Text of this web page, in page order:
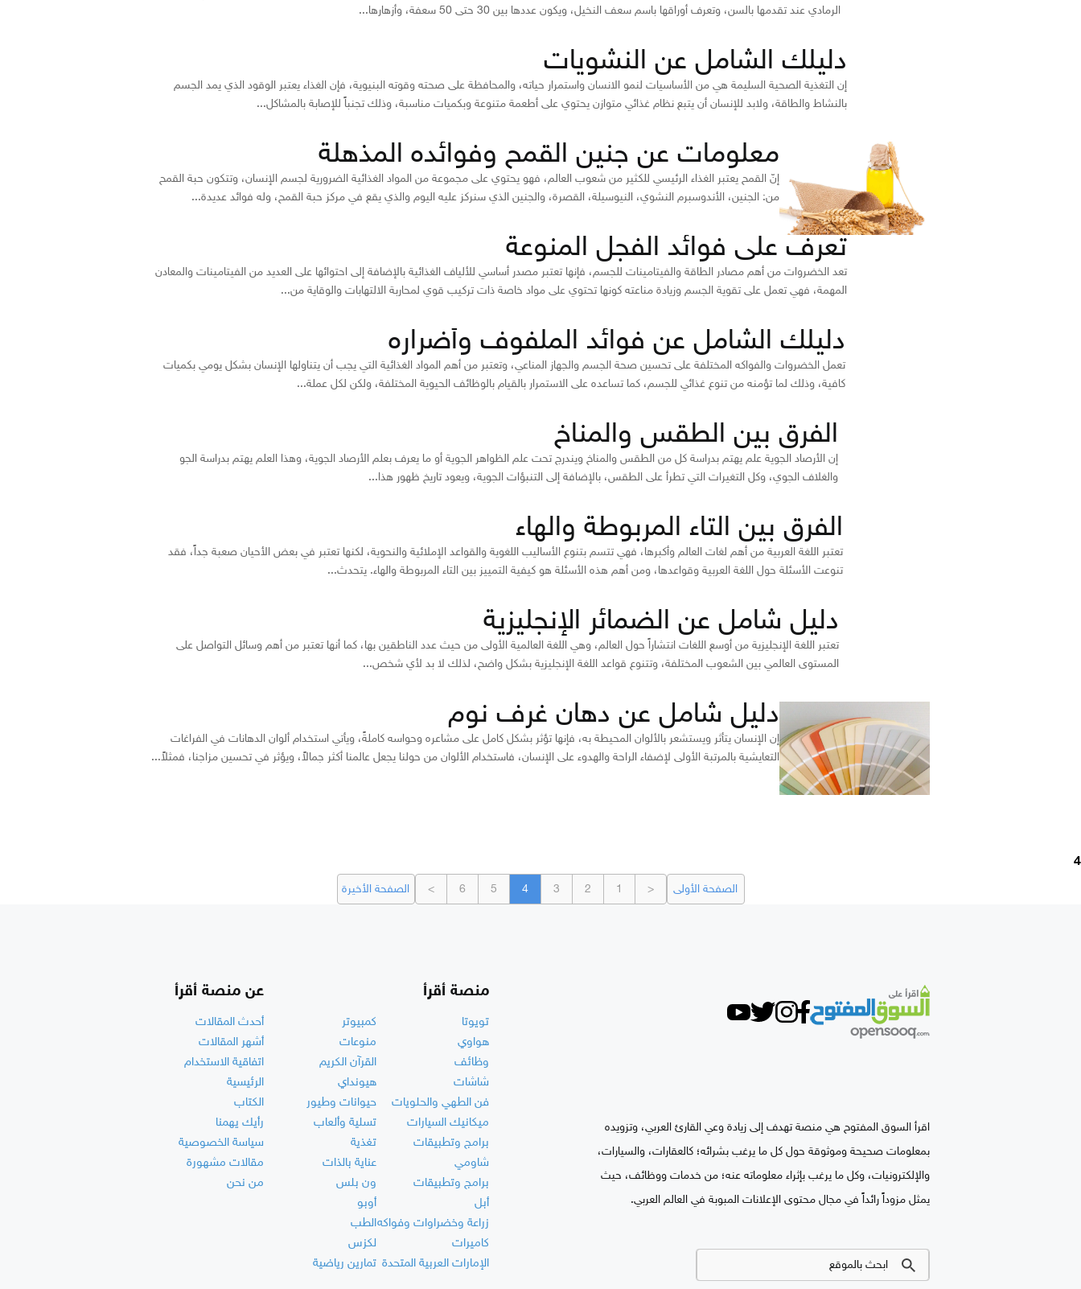
الرمادي عند تقدمها بالسن، وتعرف أوراقها باسم سعف النخيل، ويكون عددها بين 30 حتى 50 سعفة، وأزهارها...
دليلك الشامل عن النشويات
إن التغذية الصحية السليمة هي من الأساسيات لنمو الانسان واستمرار حياته، والمحافظة على صحته وقوته البنيوية، فإن الغذاء يعتبر الوقود الذي يمد الجسم
بالنشاط والطاقة، ولابد للإنسان أن يتبع نظام غذائي متوازن يحتوي على أطعمة متنوعة وبكميات مناسبة، وذلك تجنباً للإصابة بالمشاكل...
معلومات عن جنين القمح وفوائده المذهلة
إنّ القمح يعتبر الغذاء الرئيسي للكثير من شعوب العالم، فهو يحتوي على مجموعة من المواد الغذائية الضرورية لجسم الإنسان، وتتكون حبة القمح
من: الجنين، الأندوسبرم النشوي، النيوسيلة، القصرة، والجنين الذي سنركز عليه اليوم والذي يقع في مركز حبة القمح، وله فوائد عديدة...
تعرف على فوائد الفجل المنوعة
تعد الخضروات من أهم مصادر الطاقة والفيتامينات للجسم، فإنها تعتبر مصدر أساسي للألياف الغذائية بالإضافة إلى احتوائها على العديد من الفيتامينات والمعادن
المهمة، فهي تعمل على تقوية الجسم وزيادة مناعته كونها تحتوي على مواد خاصة ذات تركيب قوي لمحاربة الالتهابات والوقاية من...
دليلك الشامل عن فوائد الملفوف وأضراره
تعمل الخضروات والفواكه المختلفة على تحسين صحة الجسم والجهاز المناعي، وتعتبر من أهم المواد الغذائية التي يجب أن يتناولها الإنسان بشكل يومي بكميات
كافية، وذلك لما تؤمنه من تنوع غذائي للجسم، كما تساعده على الاستمرار بالقيام بالوظائف الحيوية المختلفة، ولكن لكل عملة...
الفرق بين الطقس والمناخ
إن الأرصاد الجوية علم يهتم بدراسة كل من الطقس والمناخ ويندرج تحت علم الظواهر الجوية أو ما يعرف بعلم الأرصاد الجوية، وهذا العلم يهتم بدراسة الجو
والغلاف الجوي، وكل التغيرات التي تطرأ على الطقس، بالإضافة إلى التنبؤات الجوية، ويعود تاريخ ظهور هذا...
الفرق بين التاء المربوطة والهاء
تعتبر اللغة العربية من أهم لغات العالم وأكبرها، فهي تتسم بتنوع الأساليب اللغوية والقواعد الإملائية والنحوية، لكنها تعتبر في بعض الأحيان صعبة جداً، فقد
تنوعت الأسئلة حول اللغة العربية وقواعدها، ومن أهم هذه الأسئلة هو كيفية التمييز بين التاء المربوطة والهاء. يتحدث...
دليل شامل عن الضمائر الإنجليزية
تعتبر اللغة الإنجليزية من أوسع اللغات انتشاراً حول العالم، وهي اللغة العالمية الأولى من حيث عدد الناطقين بها، كما أنها تعتبر من أهم وسائل التواصل على
المستوى العالمي بين الشعوب المختلفة، وتتنوع قواعد اللغة الإنجليزية بشكل واضح، لذلك لا بد لأي شخص...
دليل شامل عن دهان غرف نوم
إن الإنسان يتأثر ويستشعر بالألوان المحيطة به، فإنها تؤثر بشكل كامل على مشاعره وحواسه كاملةً، ويأتي استخدام ألوان الدهانات في الفراغات
التعايشية بالمرتبة الأولى لإضفاء الراحة والهدوء على الإنسان، فاستخدام الألوان من حولنا يجعل عالمنا أكثر جمالاً، ويؤثر في تحسين مزاجنا، فمثلاً...
4
الصفحة الأولى <
1
2
3
4
5
6
> الصفحة الأخيرة
اقرأ السوق المفتوح هي منصة تهدف إلى زيادة وعي القارئ العربي، وتزويده
بمعلومات صحيحة وموثوقة حول كل ما يرغب بشرائه؛ كالعقارات، والسيارات،
والإلكترونيات، وكل ما يرغب بإثراء معلوماته عنه؛ من خدمات ووظائف، حيث
يمثل مزوداً رائداً في مجال محتوى الإعلانات المبوبة في العالم العربي.
منصة أقرأ
تويوتا
كمبيوتر
هواوي
منوعات
وظائف
القرآن الكريم
شاشات
هيونداي
فن الطهي والحلويات
حيوانات وطيور
ميكانيك السيارات
تسلية وألعاب
برامج وتطبيقات
تغذية
شاومي
عناية بالذات
برامج وتطبيقات
ون بلس
أبل
أوبو
زراعة وخضراوات وفواكهالطب
كاميرات
لكزس
الإمارات العربية المتحدة تمارين رياضية
عن منصة أقرأ
أحدث المقالات
أشهر المقالات
اتفاقية الاستخدام
الرئيسية
الكتاب
رأيك يهمنا
سياسة الخصوصية
مقالات مشهورة
من نحن